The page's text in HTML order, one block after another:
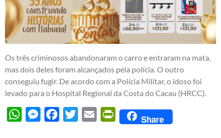
Os três criminosos abandonaram o carro e entraram na mata,
mas dois deles foram alcançados pela polícia. O outro
conseguiu fugir. De acordo com a Polícia Militar, o idoso foi
levado para o Hospital Regional da Costa do Cacau (HRCC).
WhatsAppMessengerFacebook
Twitter Email PrintFriendly
Share